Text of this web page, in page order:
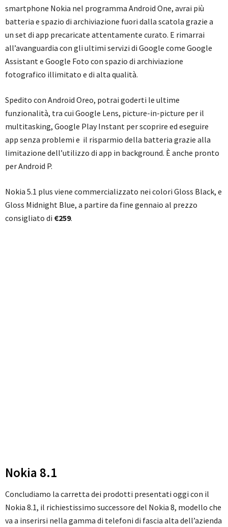
smartphone Nokia nel programma Android One, avrai più
batteria e spazio di archiviazione fuori dalla scatola grazie a
un set di app precaricate attentamente curato. E rimarrai
all’avanguardia con gli ultimi servizi di Google come Google
Assistant e Google Foto con spazio di archiviazione
fotografico illimitato e di alta qualità.
Spedito con Android Oreo, potrai goderti le ultime
funzionalità, tra cui Google Lens, picture-in-picture per il
multitasking, Google Play Instant per scoprire ed eseguire
app senza problemi e il risparmio della batteria grazie alla
limitazione dell’utilizzo di app in background. È anche pronto
per Android P.
Nokia 5.1 plus viene commercializzato nei colori Gloss Black, e
Gloss Midnight Blue, a partire da fine gennaio al prezzo
consigliato di €259.
Nokia 8.1
Concludiamo la carretta dei prodotti presentati oggi con il
Nokia 8.1, il richiestissimo successore del Nokia 8, modello che
va a inserirsi nella gamma di telefoni di fascia alta dell’azienda